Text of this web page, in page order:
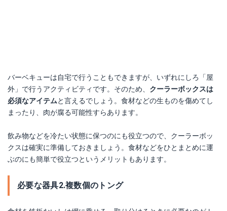
バーベキューは自宅で行うこともできますが、いずれにしろ「屋
外」で行うアクティビティです。そのため、 クーラーボックスは
必須なアイテムと言えるでしょう。食材などの生ものを傷めてし
まったり、肉が腐る可能性すらあります。
飲み物などを冷たい状態に保つのにも役立つので、クーラーボッ
クスは確実に準備しておきましょう。食材などをひとまとめに運
ぶのにも簡単で役立つというメリットもあります。
必要な器具2.複数個のトング